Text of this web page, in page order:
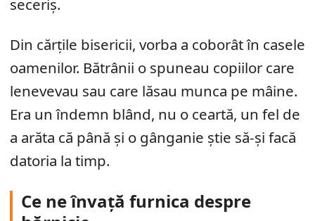
seceriș.
Din cărțile bisericii, vorba a coborât în casele
oamenilor. Bătrânii o spuneau copiilor care
lenevevau sau care lăsau munca pe mâine.
Era un îndemn blând, nu o ceartă, un fel de
a arăta că până și o gânganie știe să-și facă
datoria la timp.
Ce ne învață furnica despre